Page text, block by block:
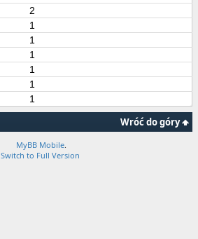
2
1
1
1
1
1
1
Wróć do góry
MyBB Mobile.
Switch to Full Version